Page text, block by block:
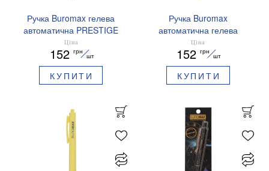
Ручка Buromax гелева
автоматична PRESTIGE
SILVER 0,5 мм сині
чорнила BM.83102
Ціна
152 грн
шт
КУПИТИ
Ручка Buromax
автоматична гелева
PRESTIGE GOLD 0,5 мм
сині чорнила BM.83101
Ціна
152 грн
шт
КУПИТИ